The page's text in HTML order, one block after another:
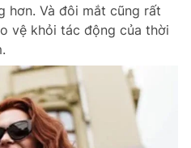
hơn. Và đôi mắt cũng rất
vệ khỏi tác động của thời